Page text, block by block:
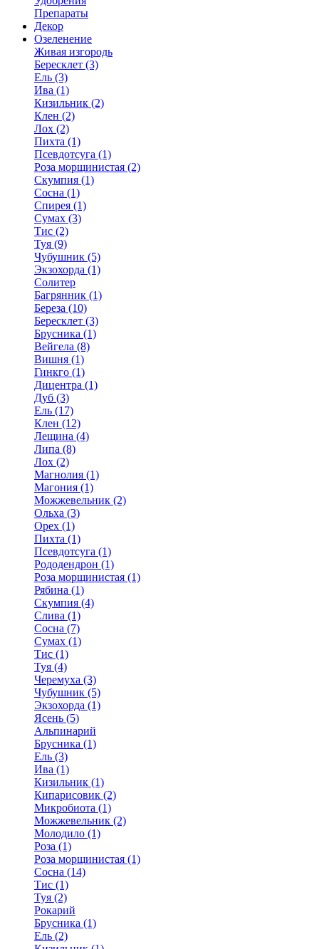
Препараты
Декор
Озеленение
Живая изгородь
Бересклет (3)
Ель (3)
Ива (1)
Кизильник (2)
Клен (2)
Лох (2)
Пихта (1)
Псевдотсуга (1)
Роза морщинистая (2)
Скумпия (1)
Сосна (1)
Спирея (1)
Сумах (3)
Тис (2)
Туя (9)
Чубушник (5)
Экзохорда (1)
Солитер
Багрянник (1)
Береза (10)
Бересклет (3)
Брусника (1)
Вейгела (8)
Вишня (1)
Гинкго (1)
Дицентра (1)
Дуб (3)
Ель (17)
Клен (12)
Лещина (4)
Липа (8)
Лох (2)
Магнолия (1)
Магония (1)
Можжевельник (2)
Ольха (3)
Орех (1)
Пихта (1)
Псевдотсуга (1)
Рододендрон (1)
Роза морщинистая (1)
Рябина (1)
Скумпия (4)
Слива (1)
Сосна (7)
Сумах (1)
Тис (1)
Туя (4)
Черемуха (3)
Чубушник (5)
Экзохорда (1)
Ясень (5)
Альпинарий
Брусника (1)
Ель (3)
Ива (1)
Кизильник (1)
Кипарисовик (2)
Микробиота (1)
Можжевельник (2)
Молодило (1)
Роза (1)
Роза морщинистая (1)
Сосна (14)
Тис (1)
Туя (2)
Рокарий
Брусника (1)
Ель (2)